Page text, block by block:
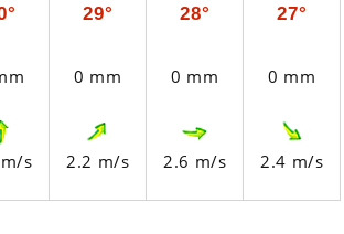
s
29°
0 mm
2.2 m/s
28°
0 mm
2.6 m/s
27°
0 mm
2.4 m/s